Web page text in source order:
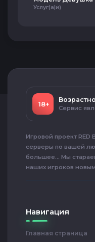
Услуг(а|и)
18+ Сервис
Игровой проект RED
серверы по вашей
большее... Мы
наших игроков
Навигация
Главная страница